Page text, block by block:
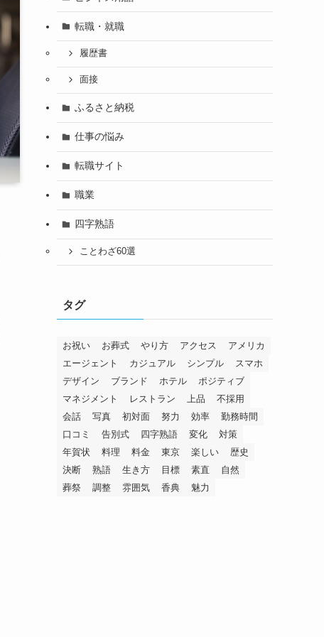
転職・就職
履歴書
面接
ふるさと納税
仕事の悩み
転職サイト
職業
四字熟語
ことわざ60選
タグ
お祝い お葬式 やり方 アクセス
アメリカ
エージェント
カジュアル シンプル
スマホ
デザイン
ブランド ホテル
ポジティブ
マネジメント
レストラン 上品
不採用
会話
写真 初対面 努力 効率
勤務時間
口コミ
告別式 四字熟語 変化
対策
年賀状
料理 料金 東京 楽しい
歴史
決断
熟語 生き方 目標 素直
自然
葬祭
調整 雰囲気 香典 魅力